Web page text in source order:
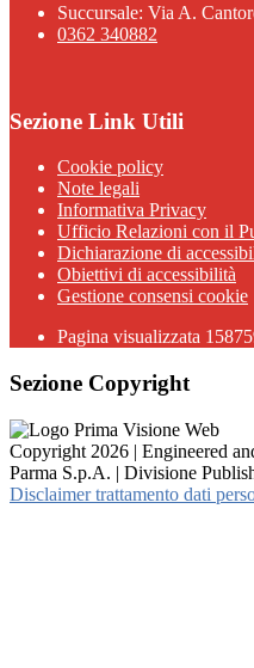
Succursale: Via A.
0362 340882
Sezione Link Utili
Cookie policy
Note legali
Informativa Privacy
Ufficio Relazioni con il
Dichiarazione di
Obiettivi di accessibilità
Gestione consensi cookie
Pagina visualizzata
Sezione Copyright
Copyright 2026 | Engineered
Parma S.p.A. | Divisione
Disclaimer trattamento dati